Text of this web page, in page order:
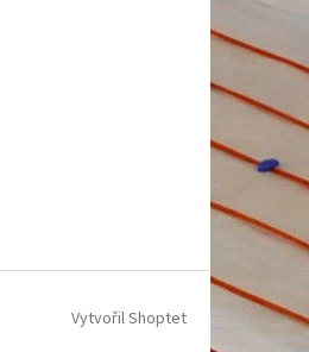
Vytvořil Shoptet